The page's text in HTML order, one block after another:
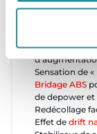
Quad-Tex -
qui en fait le
Courbes
Sensation de
Bridage ABS
de depower
Redécollage
Effet de drift